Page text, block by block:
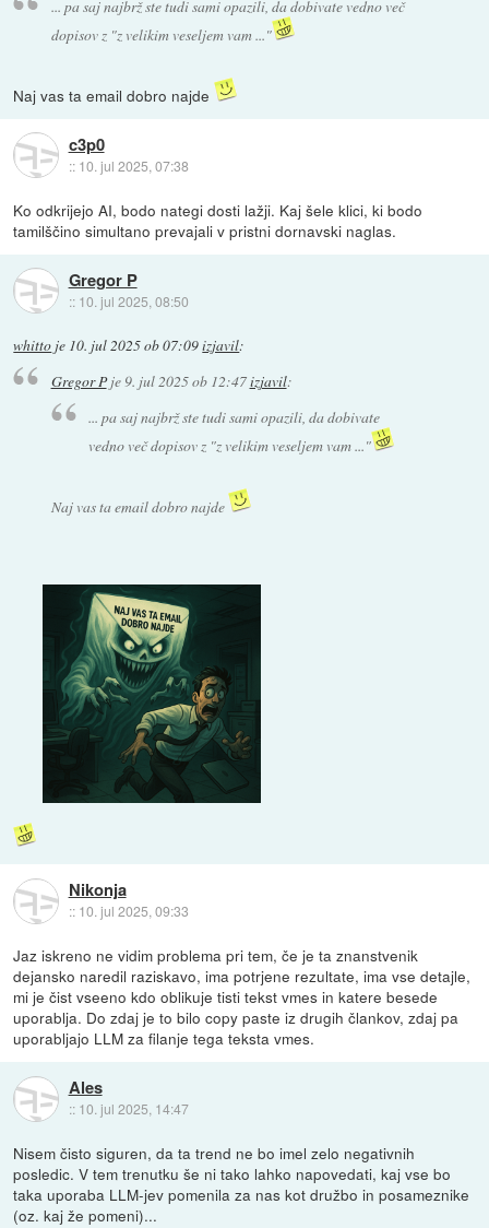
... pa saj najbrž ste tudi sami opazili, da dobivate vedno več
dopisov z "z velikim veseljem vam ..."
Naj vas ta email dobro najde
c3p0
:: 10. jul 2025, 07:38
Ko odkrijejo AI, bodo nategi dosti lažji. Kaj šele klici, ki bodo
tamilščino simultano prevajali v pristni dornavski naglas.
Gregor P
:: 10. jul 2025, 08:50
whitto je 10. jul 2025 ob 07:09izjavil:
Gregor Pje9. jul 2025 ob 12:47izjavil:
... pa saj najbrž ste tudi sami opazili, da dobivate
vedno več dopisov z "z velikim veseljem vam ..."
Naj vas ta email dobro najde
Nikonja
:: 10. jul 2025, 09:33
Jaz iskreno ne vidim problema pri tem, če je ta znanstvenik
dejansko naredil raziskavo, ima potrjene rezultate, ima vse detajle,
mi je čist vseeno kdo oblikuje tisti tekst vmes in katere besede
uporablja. Do zdaj je to bilo copy paste iz drugih člankov, zdaj pa
uporabljajo LLM za filanje tega teksta vmes.
Ales
:: 10. jul 2025, 14:47
Nisem čisto siguren, da ta trend ne bo imel zelo negativnih
posledic. V tem trenutku še ni tako lahko napovedati, kaj vse bo
taka uporaba LLM-jev pomenila za nas kot družbo in posameznike
(oz. kaj že pomeni)...